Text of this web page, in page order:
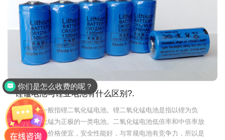
锂锰电池与锂亚电池有什么区别?.
锂锰电池一般指锂二氧化锰电池。锂二氧化锰电池是指以锂为负
极，二氧化锰为正极的一类电池。二氧化锰电池低倍率和中倍率放
电性能好，价格便宜，安全性能好，与常规电池有竞争力，所以是
你们是怎么收费的呢？